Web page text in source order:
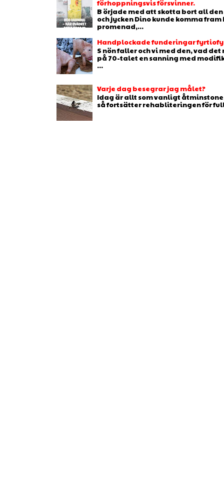
förhoppningsvis försvinner.
B örjade med att skotta bort all
och jycken Dino kunde komma
promenad,...
Handplockade funderingar
S nön faller och vi med den, vad
på 70-talet en sanning med
...
Varje dag besegrar jag målet?
Idag är allt som vanligt
så fortsätter rehabliteringen för